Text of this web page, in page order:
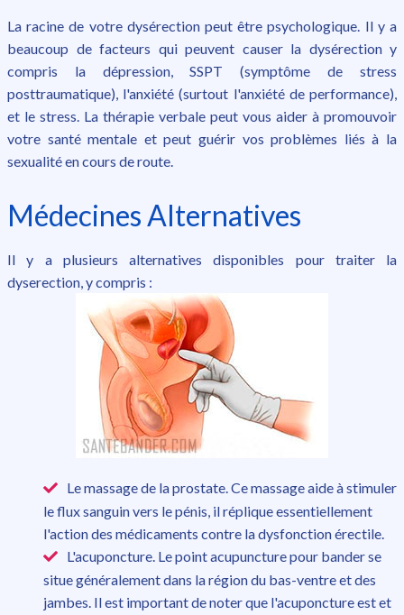
La racine de votre dysérection peut être psychologique. Il y a
beaucoup de facteurs qui peuvent causer la dysérection y
compris la dépression, SSPT (symptôme de stress
posttraumatique), l'anxiété (surtout l'anxiété de performance),
et le stress. La thérapie verbale peut vous aider à promouvoir
votre santé mentale et peut guérir vos problèmes liés à la
sexualité en cours de route.
Médecines Alternatives
Il y a plusieurs alternatives disponibles pour traiter la
dyserection, y compris :
Le massage de la prostate. Ce massage aide à stimuler
le flux sanguin vers le pénis, il réplique essentiellement
l'action des médicaments contre la dysfonction érectile.
L'acuponcture. Le point acupuncture pour bander se
situe généralement dans la région du bas-ventre et des
jambes. Il est important de noter que l'acuponcture est et